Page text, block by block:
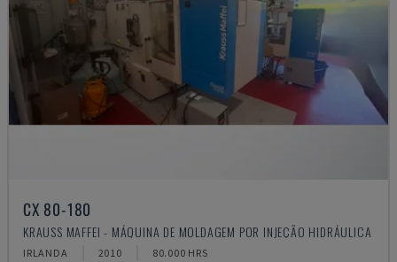
CX 80-180
KRAUSS MAFFEI - MÁQUINA DE MOLDAGEM POR INJEÇÃO HIDRÁULICA
IRLANDA 2010 80.000 HRS